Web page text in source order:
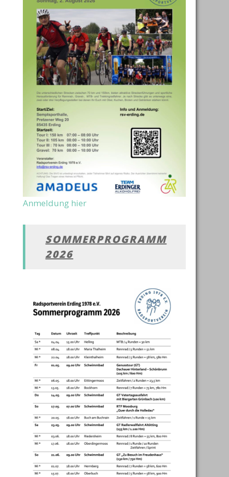
Anmeldung hier
SOMMERPROGRAMM
2026